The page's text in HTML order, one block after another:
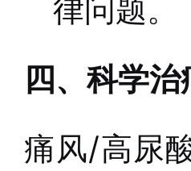
律问题。
四、科学
痛风/高尿